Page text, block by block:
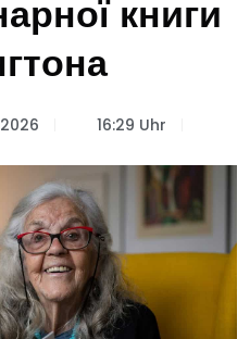
книги
2026 16:29 Uhr